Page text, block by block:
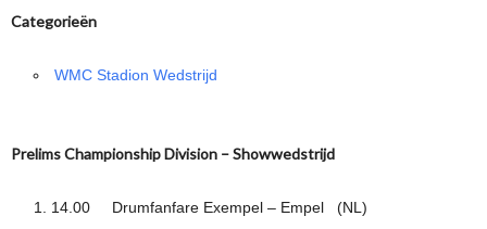
Categorieën
WMC Stadion Wedstrijd
Prelims Championship Division – Showwedstrijd
14.00 Drumfanfare Exempel – Empel (NL)